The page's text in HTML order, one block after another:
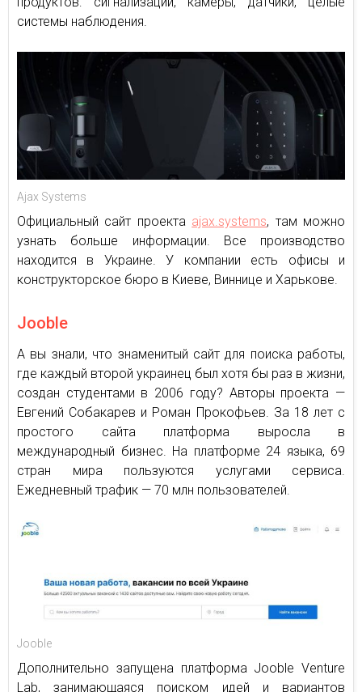
системы наблюдения.
Ajax Systems
Официальный сайт проекта ajax.systems, там можно
узнать больше информации. Все производство
находится в Украине. У компании есть офисы и
конструкторское бюро в Киеве, Виннице и Харькове.
Jooble
А вы знали, что знаменитый сайт для поиска работы,
где каждый второй украинец был хотя бы раз в жизни,
создан студентами в 2006 году? Авторы проекта —
Евгений Собакарев и Роман Прокофьев. За 18 лет с
простого сайта платформа выросла в
международный бизнес. На платформе 24 языка, 69
стран мира пользуются услугами сервиса.
Ежедневный трафик — 70 млн пользователей.
Jooble
Дополнительно запущена платформа Jooble Venture
Lab, занимающаяся поиском идей и вариантов